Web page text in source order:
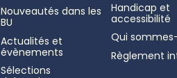
Nouveautés dans les
BU
Actualités et
évènements
Sélections
Handicap et
accessibilité
Qui
Règlement